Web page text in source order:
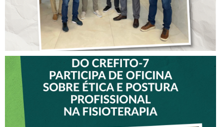
VICE-PRESIDENTE DO
CREFITO-7 PARTICIPA DE